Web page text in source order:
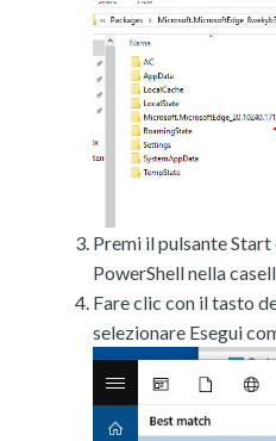
Premi il pulsante
PowerShell nella
Fare clic con il tasto
selezionare Esegui